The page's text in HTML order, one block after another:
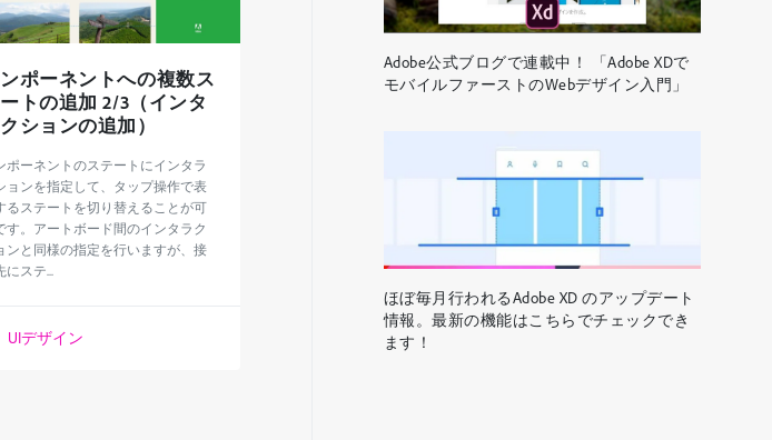
ポーネントへの複数ス
トの追加 2/3（インタ
ションの追加）
ポーネントのステートにインタラ
ョンを指定して、タップ操作で表
るステートを切り替えることが可
す。アートボード間のインタラク
ンと同様の指定を行いますが、接
にステ...
UIデザイン
Adobe公式ブログで連載中！ 「Adobe XDで
モバイルファーストのWebデザイン入門」
ほぼ毎月行われるAdobe XD のアップデート
情報。最新の機能はこちらでチェックでき
ます！